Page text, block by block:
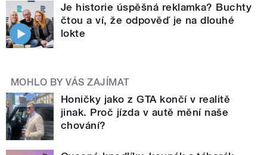
Je historie úspěšná reklamka? Buchty
čtou a ví, že odpověď je na dlouhé
lokte
MOHLO BY VÁS ZAJÍMAT
Honičky jako z GTA končí v realitě
jinak. Proč jízda v autě mění naše
chování?